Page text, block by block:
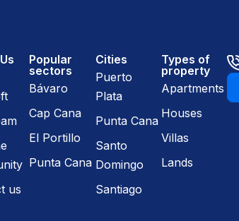
us
Popular
sectors
Bávaro
Cap Cana
El Portillo
Punta Cana
Cities
Puerto
Plata
Punta Cana
Santo
Domingo
Santiago
Types of
property
Apartments
Houses
Villas
Lands